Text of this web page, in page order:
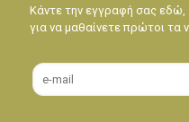
Κάντε την εγγραφή σας εδώ,
για να μαθαίνετε πρώτοι τα